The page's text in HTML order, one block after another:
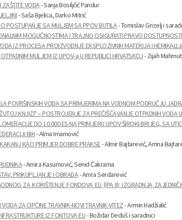
VODA- Sanja Bosiljčić Pandur
- Saša Bjelica, Darko Mitrić
POSTUPANJE SA MULJEM SA PPOV BUTILA- Tomislav Grizelj i
MOGUĆNOSTIMA I TRAJNO OSIGURATI PRAVO
IZ PROCESA PROIZVODNJE EKSPLOZIVNIH MATERIJA I
MULJEM IZ UPOV-a U REPUBLICI HRVATSKOJ- Zijah
POVRŠINSKIH VODA SA PRIMJERIMA NA VODNOM PODRUČJU
KNJIZI" – POSTROJENJE ZA PREČIŠĆAVANJE OTPADNIH VODA
DO 10.000 ES NA PRIMJERU UPOV ŠIROKI BRIJEG, SA
BIH- Alma Imamović
KAO PRIMJER DOBRE PRAKSE- Almir Bajtarević, Amna
- Amira Kasumović, Senid Čakrama
PRIKUPLJANJE I OBRADA- Amra Serdarević
ZA KORIŠTENJE FONDOVA EU (IPA II): IZGRADNJA
ZA OPĆINE TRAVNIK-NOVI TRAVNIK-VITEZ- Armin Hadžialić
IZ FONTOVA EU- Božidar Deduš i saradnici